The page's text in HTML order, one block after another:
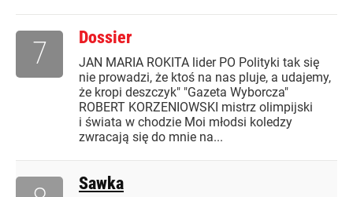
Dossier
JAN MARIA ROKITA lider PO Polityki tak się
nie prowadzi, że ktoś na nas pluje, a udajemy,
że kropi deszczyk" "Gazeta Wyborcza"
ROBERT KORZENIOWSKI mistrz olimpijski
i świata w chodzie Moi młodsi koledzy
zwracają się do mnie na...
7
Sawka